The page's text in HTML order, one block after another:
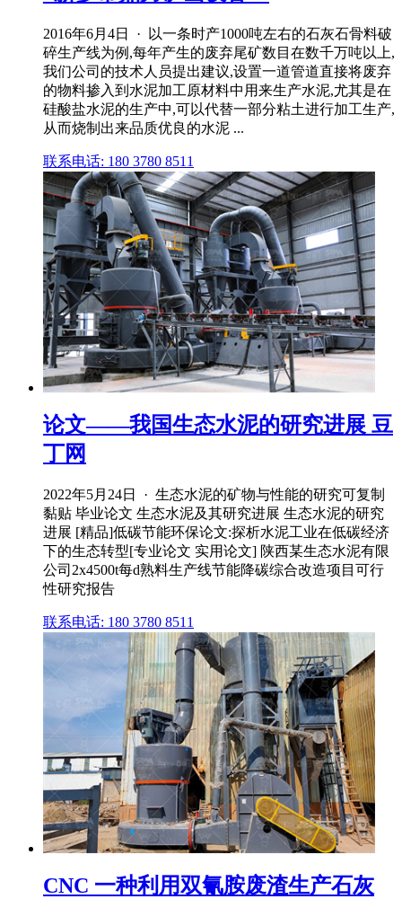
2016年6月4日 · 以一条时产1000吨左右的石灰石骨料破
碎生产线为例,每年产生的废弃尾矿数目在数千万吨以上,
我们公司的技术人员提出建议,设置一道管道直接将废弃
的物料掺入到水泥加工原材料中用来生产水泥,尤其是在
硅酸盐水泥的生产中,可以代替一部分粘土进行加工生产,
从而烧制出来品质优良的水泥 ...
联系电话: 180 3780 8511
论文——我国生态水泥的研究进展 豆
丁网
2022年5月24日 · 生态水泥的矿物与性能的研究可复制
黏贴 毕业论文 生态水泥及其研究进展 生态水泥的研究
进展 [精品]低碳节能环保论文:探析水泥工业在低碳经济
下的生态转型[专业论文 实用论文] 陕西某生态水泥有限
公司2x4500t每d熟料生产线节能降碳综合改造项目可行
性研究报告
联系电话: 180 3780 8511
CNC 一种利用双氰胺废渣生产石灰